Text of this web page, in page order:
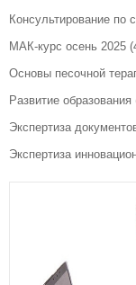
Консультирование по
МАК-курс осень 2025
Основы песочной
Развитие образования
Экспертиза
Экспертиза